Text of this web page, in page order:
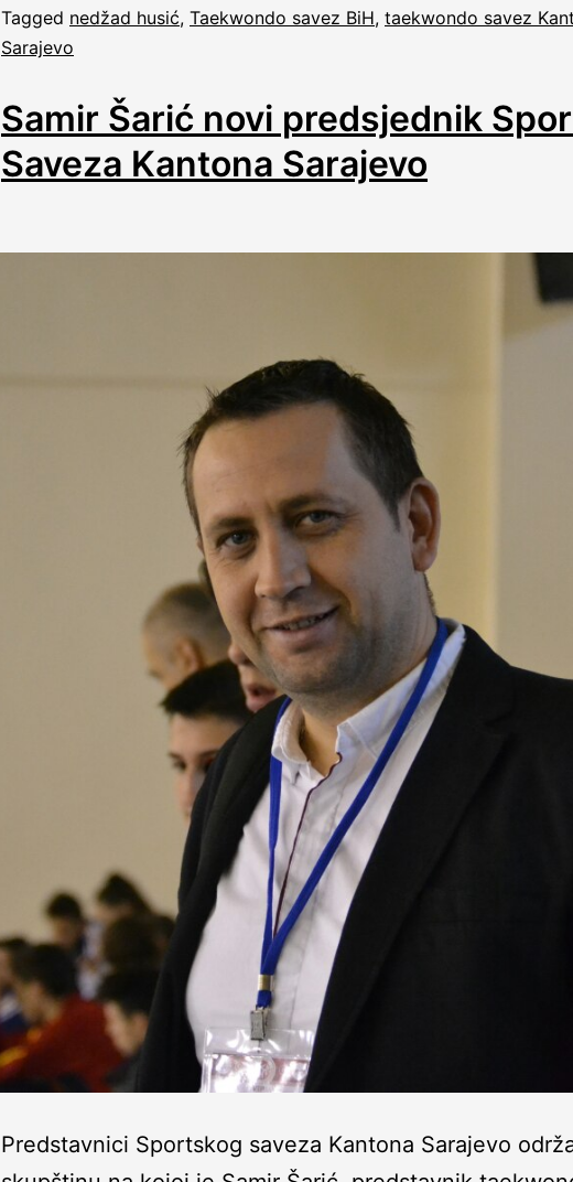
Tagged nedžad husić, Taekwondo savez BiH, taekwondo savez
Sarajevo
Samir Šarić novi predsjednik
Saveza Kantona Sarajevo
Predstavnici Sportskog saveza Kantona Sarajevo